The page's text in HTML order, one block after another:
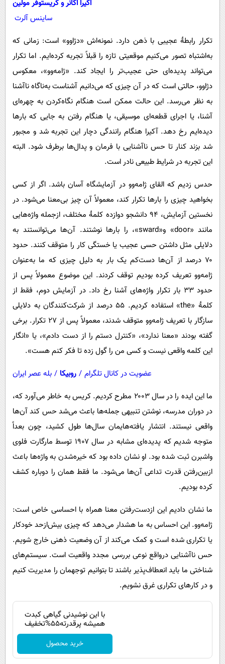
گوناگون
حوادث
سلامت
فرهنگی
بین الملل
سیاست خارجی
آشپزی
دانلود
اکیرا اُکانر و کریستوفر مولین
ساینس آلرت
تکرار رابطۀ عجیبی با ذهن دارد. نمونه‌اش «دژاوو» است: زمانی که
به‌اشتباه تصور می‌کنیم موقعیتی تازه را قبلاً تجربه کرده‌ایم. اما تکرار
می‌تواند پدیده‌ای حتی عجیب‌تر را ایجاد کند. «ژامه‌وو»، معکوس
دژاوو، حالتی است که در آن چیزی که می‌دانیم آشناست به‌ناگاه ناآشنا
به نظر می‌رسد. این حالت ممکن است هنگام نگاه‌کردن به چهره‌ای
آشنا، یا اجرای قطعه‌ای موسیقی، یا هنگام رفتن به جایی که بارها
دیده‌ایم رخ دهد. آکیرا هنگام رانندگی دچار این تجربه شد و مجبور
شد بزند کنار تا حس ناآشنایی با فرمان و پدال‌ها برطرف شود. البته
این تجربه در شرایط طبیعی نادر است.
حدس زدیم که القای ژامه‌وو در آزمایشگاه آسان باشد. اگر از کسی
بخواهید چیزی را بارها تکرار کند، معمولاً آن چیز بی‌معنا می‌شود. در
نخستین آزمایش، ۹۴ دانشجو دوازده کلمۀ مختلف، ازجمله واژه‌هایی
مانند «door» و«sward»، را بارها نوشتند. آن‌ها می‌توانستند به
دلایلی مثل داشتن حسی عجیب یا خستگی کار را متوقف کنند. حدود
۷۰ درصد از آن‌ها دست‌کم یک بار به دلیل چیزی که ما به‌عنوان
ژامه‌وو تعریف کرده بودیم توقف کردند. این موضوع معمولاً پس از
حدود ۳۳ بار تکرار واژه‌های آشنا رخ داد. در آزمایش دوم، فقط از
کلمهٔ «the» استفاده کردیم. ۵۵ درصد از شرکت‌کنندگان به دلایلی
سازگار با تعریف ژامه‌وو متوقف شدند، معمولاً پس از ۲۷ تکرار. برخی
گفته بودند «معنا ندارد»، «کنترل دستم را از دست دادم»، یا «انگار
این کلمه واقعی نیست و کسی من را گول زده تا فکر کنم هست».
عضویت در کانال تلگرام / روبیکا / بله عصر ایران
ما این ایده را در سال ۲۰۰۳ مطرح کردیم. کریس به خاطر می‌آورد که،
در دوران مدرسه، نوشتن تنبیهی جمله‌ها باعث می‌شد حس کند آن‌ها
واقعی نیستند. انتشار یافته‌هایمان سال‌ها طول کشید، چون بعداً
متوجه شدیم که پدیده‌ای مشابه در سال ۱۹۰۷ توسط مارگارت فلو‌ی
واشبرن ثبت شده بود. او نشان داده بود که خیره‌شدن به واژه‌ها باعث
ازبین‌رفتن قدرت تداعی آن‌ها می‌شود. ما فقط همان را دوباره کشف
کرده بودیم.
ما نشان دادیم این از‌دست‌رفتن معنا همراه با احساسی خاص است:
ژامه‌وو. این احساس به ما هشدار می‌دهد که چیزی بیش‌ازحد خودکار
یا تکراری شده است و کمک می‌کند از آن وضعیت ذهنی خارج شویم.
حس ناآشنایی درواقع نوعی بررسی مجدد واقعیت است. سیستم‌های
شناختی ما باید انعطاف‌پذیر باشند تا بتوانیم توجهمان را مدیریت کنیم
و در کارهای تکراری غرق نشویم.
با این نوشیدنی گیاهی کبدت
همیشه پرقدرته55%تخفیف
خرید محصول